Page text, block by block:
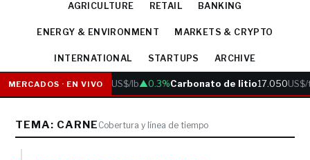
AGRICULTURE RETAIL BANKING
ENERGY & ENVIRONMENT MARKETS & CRYPTO
INTERNATIONAL STARTUPS ARCHIVE
MERCADOS · EN VIVO
Cobre6.05 US$/lb▲0.3%Carbonato de litio17.050US$/t
TEMA: CARNE Cobertura y línea de tiempo